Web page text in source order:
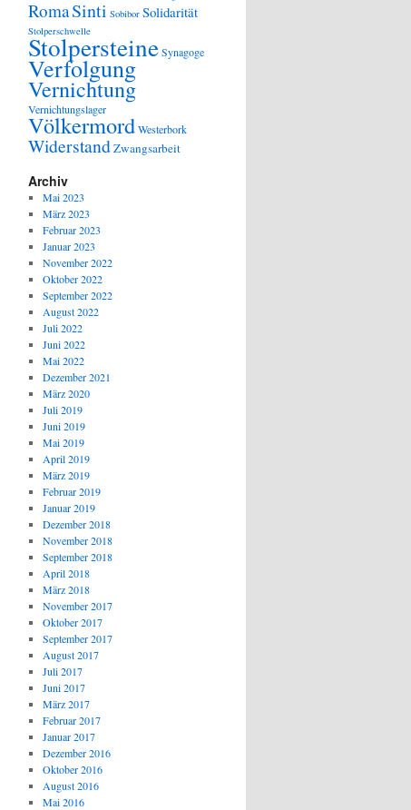
RomaSinti Sobibor Solidarität
Stolperschwelle
StolpersteineSynagoge
Verfolgung
Vernichtung
Vernichtungslager
VölkermordWesterbork
WiderstandZwangsarbeit
Archiv
Mai 2023
März 2023
Februar 2023
Januar 2023
November 2022
Oktober 2022
September 2022
August 2022
Juli 2022
Juni 2022
Mai 2022
Dezember 2021
März 2020
Juli 2019
Juni 2019
Mai 2019
April 2019
März 2019
Februar 2019
Januar 2019
Dezember 2018
November 2018
September 2018
April 2018
März 2018
November 2017
Oktober 2017
September 2017
August 2017
Juli 2017
Juni 2017
März 2017
Februar 2017
Januar 2017
Dezember 2016
Oktober 2016
August 2016
Mai 2016